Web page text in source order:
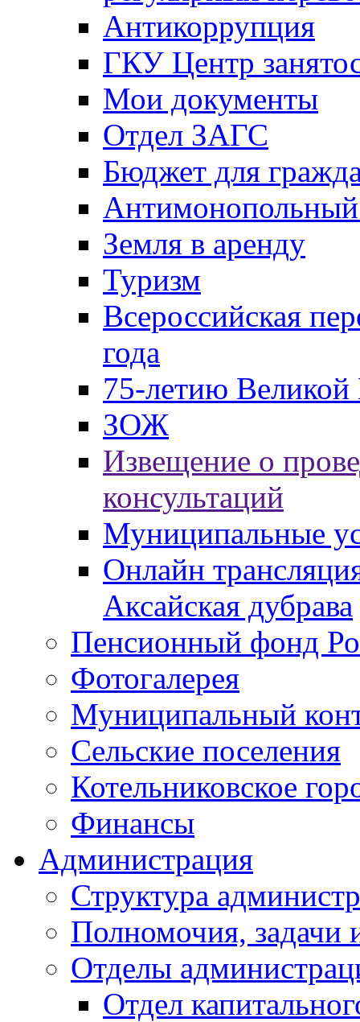
Антикоррупция
ГКУ Центр
Мои документы
Отдел ЗАГС
Бюджет для
Антимонопольный
Земля в аренду
Туризм
Всероссийская
года
75-летию
ЗОЖ
Извещение о
консультаций
Муниципальные
Онлайн
Аксайская дубрава
Пенсионный фонд
Фотогалерея
Муниципальный
Сельские поселения
Котельниковское
Финансы
Администрация
Структура
Полномочия, задачи
Отделы
Отдел